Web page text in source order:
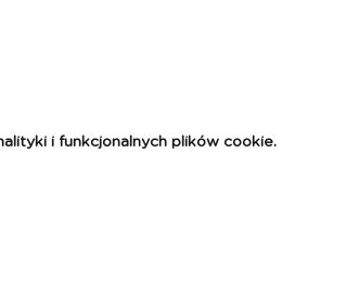
i funkcjonalnych plików cookie.